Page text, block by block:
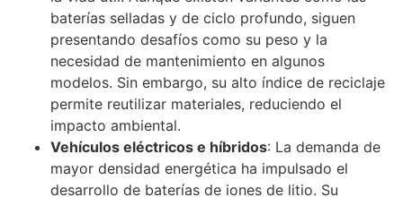
baterías selladas y de ciclo profundo, siguen
presentando desafíos como su peso y la
necesidad de mantenimiento en algunos
modelos. Sin embargo, su alto índice de reciclaje
permite reutilizar materiales, reduciendo el
impacto ambiental.
Vehículos eléctricos e híbridos: La demanda de
mayor densidad energética ha impulsado el
desarrollo de baterías de iones de litio. Su